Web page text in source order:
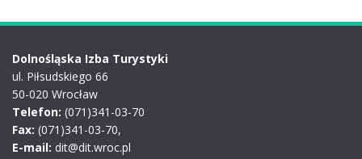
Dolnośląska Izba Turystyki
ul. Piłsudskiego 66
50-020 Wrocław
Telefon: (071)341-03-70
Fax: (071)341-03-70,
E-mail: dit@dit.wroc.pl